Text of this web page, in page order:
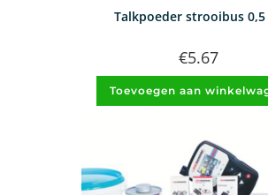
Talkpoeder strooibus 0,5
€5.67
Toevoegen aan